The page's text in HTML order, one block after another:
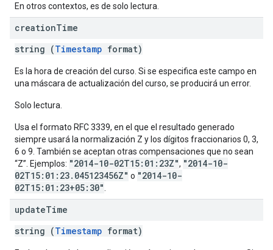
En otros contextos, es de solo lectura.
creationTime
string (Timestamp format)
Es la hora de creación del curso. Si se especifica este campo en
una máscara de actualización del curso, se producirá un error.
Solo lectura.
Usa el formato RFC 3339, en el que el resultado generado
siempre usará la normalización Z y los dígitos fraccionarios 0, 3,
6 o 9. También se aceptan otras compensaciones que no sean
“Z”. Ejemplos: "2014-10-02T15:01:23Z", "2014-10-
02T15:01:23.045123456Z" o "2014-10-
02T15:01:23+05:30"
updateTime
string (Timestamp format)